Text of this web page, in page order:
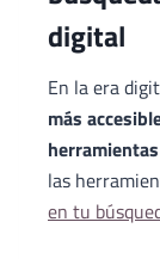
digital
En la era
más
las
en tu